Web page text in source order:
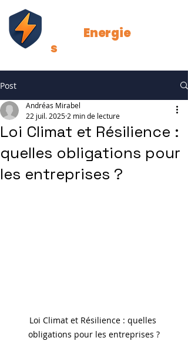
Energie
s
Post
Loi Climat et Résilience :
quelles obligations pour
les entreprises ?
Andréas Mirabel
22 juil. 2025 2 min de lecture
Loi Climat et Résilience : quelles
obligations pour les entreprises ?